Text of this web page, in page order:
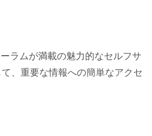
ラムが満載の魅力的なセルフサ
、重要な情報への簡単なアクセ